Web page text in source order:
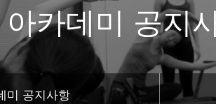
아카데미 공지
미 공지사항